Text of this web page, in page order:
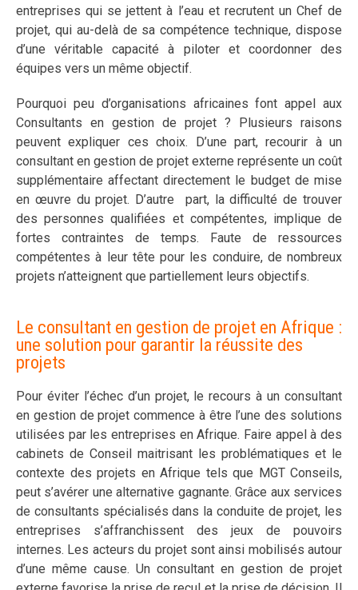
entreprises qui se jettent à l’eau et recrutent un Chef de
projet, qui au-delà de sa compétence technique, dispose
d’une véritable capacité à piloter et coordonner des
équipes vers un même objectif.
Pourquoi peu d’organisations africaines font appel aux
Consultants en gestion de projet ? Plusieurs raisons
peuvent expliquer ces choix. D’une part, recourir à un
consultant en gestion de projet externe représente un coût
supplémentaire affectant directement le budget de mise
en œuvre du projet. D’autre part, la difficulté de trouver
des personnes qualifiées et compétentes, implique de
fortes contraintes de temps. Faute de ressources
compétentes à leur tête pour les conduire, de nombreux
projets n’atteignent que partiellement leurs objectifs.
Le consultant en gestion de projet en Afrique :
une solution pour garantir la réussite des
projets
Pour éviter l’échec d’un projet, le recours à un consultant
en gestion de projet commence à être l’une des solutions
utilisées par les entreprises en Afrique. Faire appel à des
cabinets de Conseil maitrisant les problématiques et le
contexte des projets en Afrique tels que MGT Conseils,
peut s’avérer une alternative gagnante. Grâce aux services
de consultants spécialisés dans la conduite de projet, les
entreprises s’affranchissent des jeux de pouvoirs
internes. Les acteurs du projet sont ainsi mobilisés autour
d’une même cause. Un consultant en gestion de projet